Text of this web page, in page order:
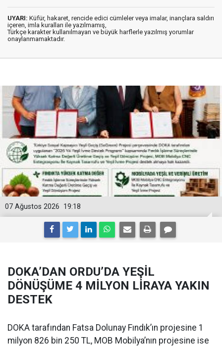
UYARI: Küfür, hakaret, rencide edici cümleler veya imalar, inançlara saldırı
içeren, imla kuralları ile yazılmamış,
Türkçe karakter kullanılmayan ve büyük harflerle yazılmış yorumlar
onaylanmamaktadır.
19:18
07 Ağustos 2026
DOKA’DAN ORDU’DA YEŞİL
DÖNÜŞÜME 4 MİLYON LİRAYA YAKIN
DESTEK
DOKA tarafından Fatsa Dolunay Fındık’ın projesine 1
milyon 826 bin 250 TL, MOB Mobilya’nın projesine ise